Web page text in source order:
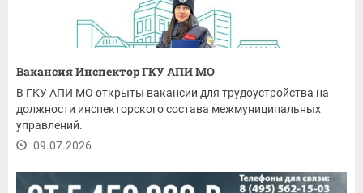
Вакансия Инспектор ГКУ АПИ МО
В ГКУ АПИ МО открыты вакансии для трудоустройства на
должности инспекторского состава межмуниципальных
управлений.
09.07.2026